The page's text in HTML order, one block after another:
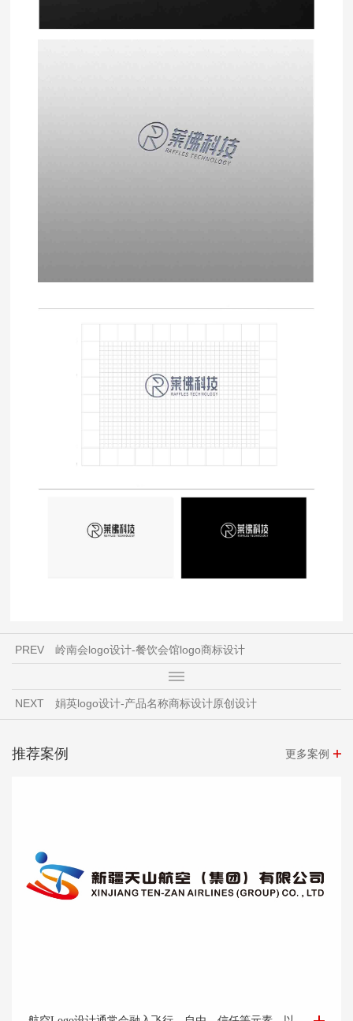
PREV 岭南会logo设计-餐饮会馆logo商标设计
NEXT 娟英logo设计-产品名称商标设计原创设计
推荐案例 更多案例
航空Logo设计-集团公司logo设计-logo设计公司